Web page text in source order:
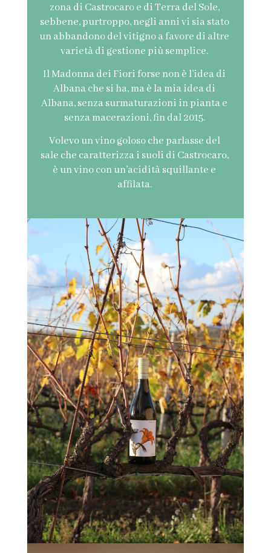
zona di Castrocaro e di Terra del Sole,
sebbene, purtroppo, negli anni vi sia stato
un abbandono del vitigno a favore di altre
varietà di gestione più semplice.
Il Madonna dei Fiori forse non è l’idea di
Albana che si ha, ma è la mia idea di
Albana, senza surmaturazioni in pianta e
senza macerazioni, fin dal 2015.
Volevo un vino goloso che parlasse del
sale che caratterizza i suoli di Castrocaro,
è un vino con un’acidità squillante e
affilata.